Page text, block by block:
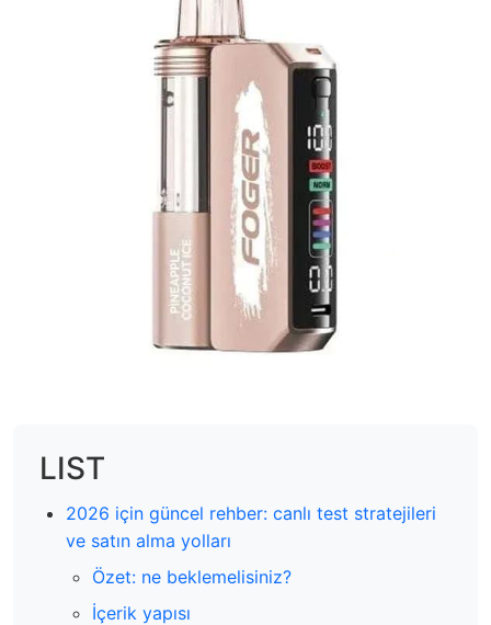
LIST
2026 için güncel rehber: canlı test stratejileri
ve satın alma yolları
Özet: ne beklemelisiniz?
İçerik yapısı